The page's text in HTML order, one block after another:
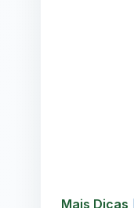
Mais Dicas